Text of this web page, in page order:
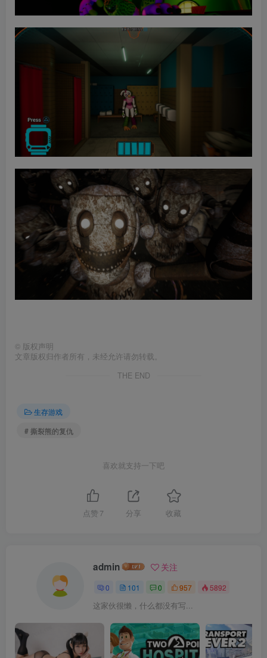
© 版权声明
文章版权归作者所有，未经允许请勿转载。
THE END
生存游戏
# 撕裂熊的复仇
喜欢就支持一下吧
点赞 7 分享 收藏
admin 关注
0 101 0 957 5892
这家伙很懒，什么都没有写...